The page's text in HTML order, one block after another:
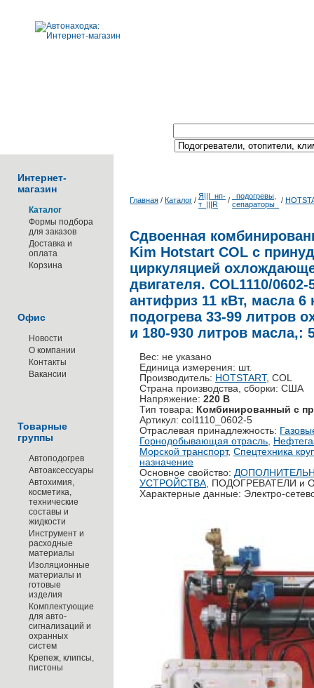
Интернет-
магазин
Каталог
Формы подбора
для заказов
Доставка и
оплата
Корзина
Офис
Новости
О компании
Контакты
Вакансии
Товарные
группы
Автоподогрев
Автоаксессуары
Автохимия,
косметика,
технические
составы и
жидкости
Инструмент и
расходные
материалы
Изоляционные
материалы и
готовые
изделия
Комплектующие
для авто-
сигнализаций и
охранных
систем
Крепеж, клипсы,
пистоны
Главная / Каталог / Я|||_нп-
т_|||R
/ _подогревы,
сепараторы_
/
Сдвоенная
Kim Hotstart COL с
циркуляцией
двигателя. COL1110/
антифриз 11 кВт, масла
подогрева 33-99 литров
и 180-930 литров масла,:
Вес: не указано
Единица измерения: шт.
Производитель: HOTSTART, COL
Страна производства, сборки: США
Напряжение: 220 В
Тип товара: Комбинированный с
Артикул: col1110_0602-5
Отраслевая принадлежность:
Горнодобывающая отрасль,
Морской транспорт, Спецтехника
назначение
Основное свойство:
УСТРОЙСТВА, ПОДОГРЕВАТЕЛИ и
Характерные данные: Электро-